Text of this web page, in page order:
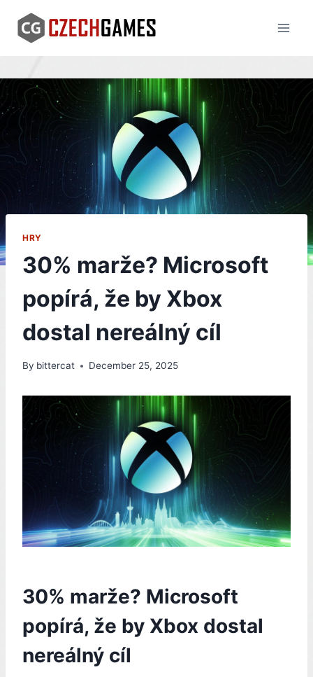
content
HRY
30% marže? Microsoft
popírá, že by Xbox
dostal nereálný cíl
By bittercat December 25, 2025
30% marže? Microsoft
popírá, že by Xbox dostal
nereálný cíl